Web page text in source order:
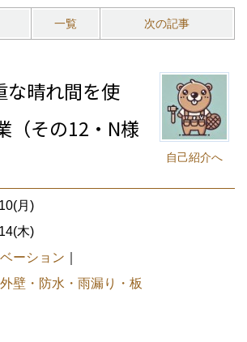
一覧 次の記事
自己紹介へ
晴れ間を使
（その12・N様
月)
木)
ーション
壁・防水・雨漏り・板